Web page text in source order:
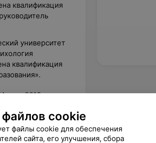
квалификация
университет
квалификация
а с 2018 года — в
– мои успехи!»
cookie
файлы cookie для обеспечения
сайта, его улучшения, сбора